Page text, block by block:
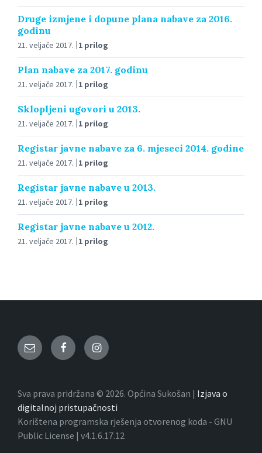
Druge izmjene i dopune plana nabave za 2016.
godinu
21. veljače 2017. 1 prilog
Plan nabave za 2017. godinu
21. veljače 2017. 1 prilog
Sklopljeni ugovori u 2013.
21. veljače 2017. 1 prilog
Registar javne nabave za 6. mjeseci 2014. godine
21. veljače 2017. 1 prilog
Registar javne nabave u 2013.
21. veljače 2017. 1 prilog
Registar javne nabave u 2012.
21. veljače 2017. 1 prilog
Email FacebookInstagram
Sva prava pridržana © 2026. Općina Sukošan | Izjava o
digitalnoj pristupačnosti
Korištena programska rješenja otvorenog koda - GNU
Public License | v4.1.6.17.12